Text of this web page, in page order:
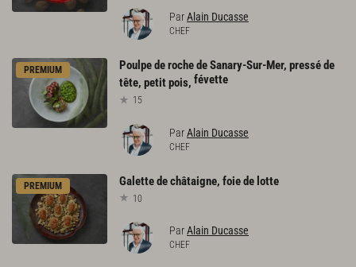
ParAlain Ducasse
CHEF
PREMIUM
Poulpe de roche de Sanary-Sur-Mer, pressé de
tête, petit pois, févette
15
ParAlain Ducasse
CHEF
PREMIUM Galettedechâtaigne, foiede lotte
10
ParAlain Ducasse
CHEF